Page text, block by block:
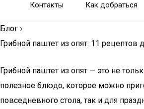
Контакты Как добраться
Блог ›
Грибной паштет из опят: 11 рецептов
Грибной паштет из опят — это не
полезное блюдо, которое можно
повседневного стола, так и для